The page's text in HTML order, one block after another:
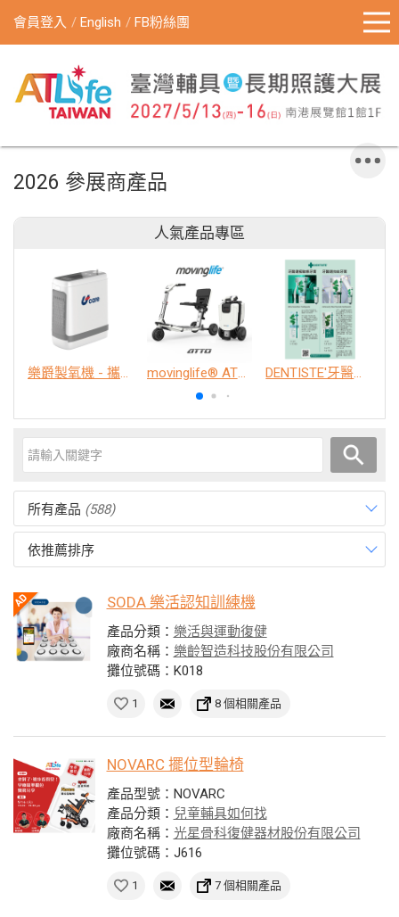
會員登入 English FB粉絲團
2026 參展商產品
人氣產品專區
樂爵製氧機 - 攜帶型 movinglife® ATTO新世代電動代步車 經典款 DENTISTE'牙醫選極敏感牙膏、抗蛀牙膏
所有產品 (588)
依推薦排序
SODA 樂活認知訓練機
產品分類： 樂活與運動復健
廠商名稱： 樂齡智造科技股份有限公司
攤位號碼：K018
1 8 個相關產品
NOVARC 擺位型輪椅
產品型號：NOVARC
產品分類： 兒童輔具如何找
廠商名稱： 光星骨科復健器材股份有限公司
攤位號碼：J616
1 7 個相關產品